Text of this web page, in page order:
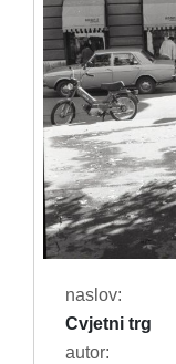
naslov:
Cvjetni trg
autor: